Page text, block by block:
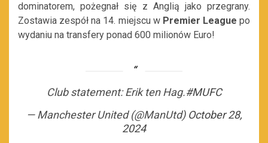
dominatorem, pożegnał się z Anglią jako przegrany.
Zostawia zespół na 14. miejscu w Premier League po
wydaniu na transfery ponad 600 milionów Euro!
Club statement: Erik ten Hag.#MUFC
— Manchester United (@ManUtd) October 28,
2024